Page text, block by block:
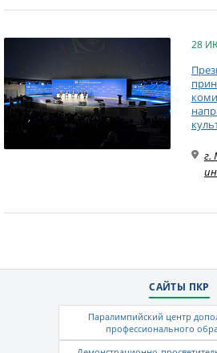
28
г.
САЙТЫ ПКР
Паралимпийский центр
профессионального